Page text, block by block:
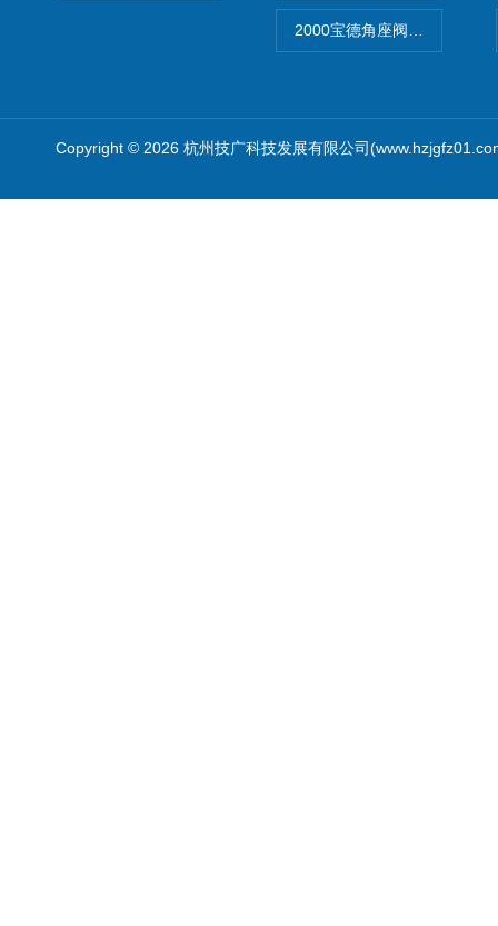
2000宝德角座阀德国宝帝
Copyright © 2026 杭州技广科技发展有限公司